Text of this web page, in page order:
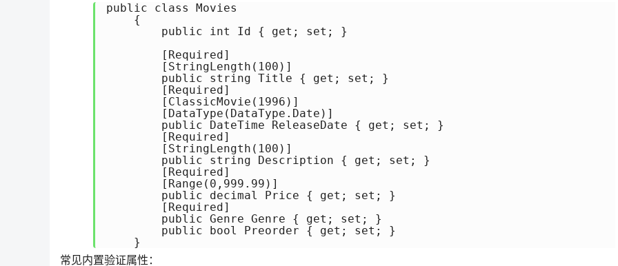
public class Movies
    {
        public int Id { get; set; }
        [Required]
        [StringLength(100)]
        public string Title { get; set; }
        [Required]
        [ClassicMovie(1996)]
        [DataType(DataType.Date)]
        public DateTime ReleaseDate { get; set; }
        [Required]
        [StringLength(100)]
        public string Description { get; set; }
        [Required]
        [Range(0,999.99)]
        public decimal Price { get; set; }
        [Required]
        public Genre Genre { get; set; }
        public bool Preorder { get; set; }
    }
常见内置验证属性：